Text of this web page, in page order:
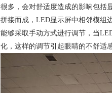
很多，会对舒适度造成的影响包括
拼接而成，LED显示屏中相邻模组
能够采取手动方式进行调节，当
化，这样的调节引起眼睛的不舒适